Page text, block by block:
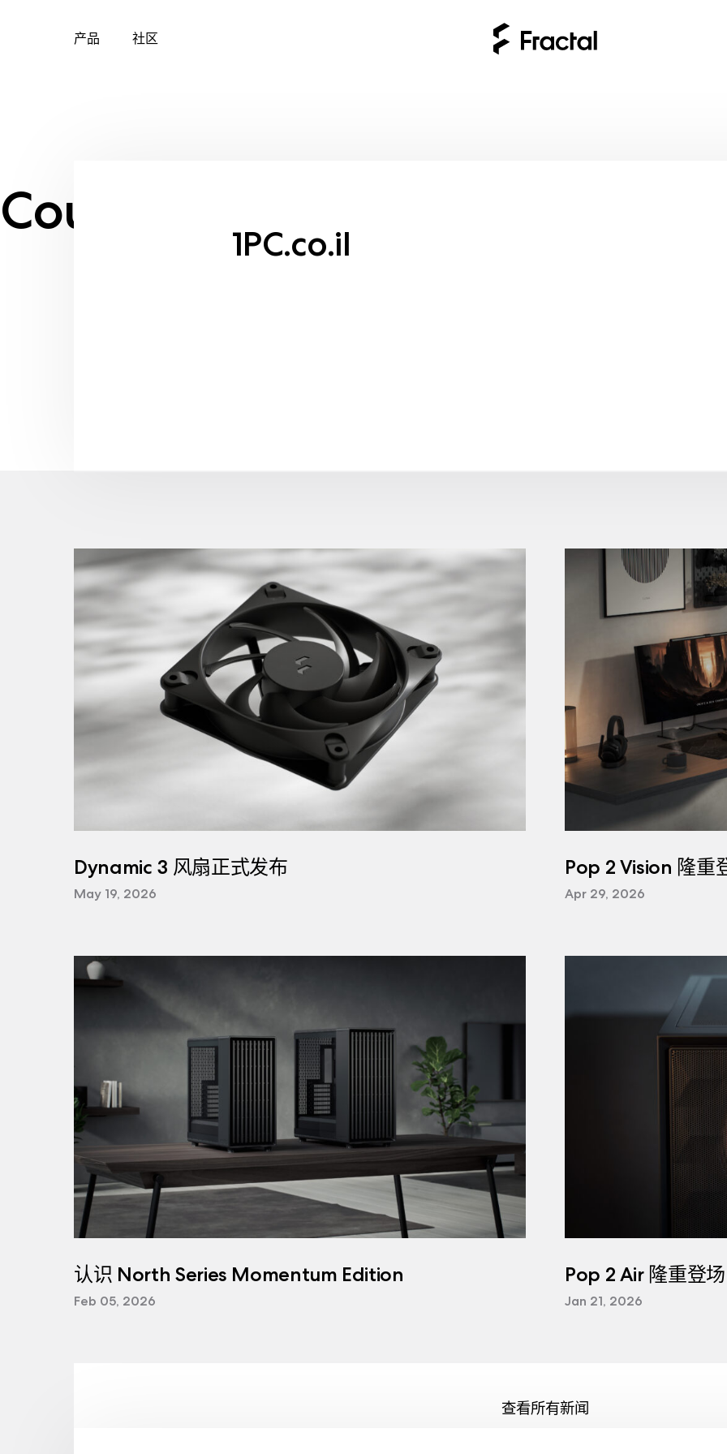
产品 社区
Country:
1PC.co.il
Dynamic 3 风扇正式发布
May 19, 2026
Pop 2 Vision 隆重
Apr 29, 2026
认识 North Series Momentum Edition
Feb 05, 2026
Pop 2 Air 隆重登场
Jan 21, 2026
查看所有新闻